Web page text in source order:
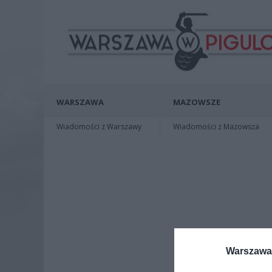
WARSZAWA
Wiadomości z Warszawy
MAZOWSZE
Wiadomości z Mazowsza